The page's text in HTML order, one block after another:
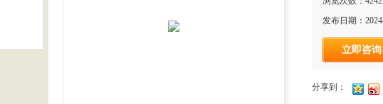
发布日期：
立即咨询
分享到：